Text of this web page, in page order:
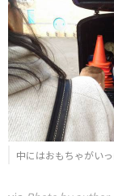
中にはおもちゃがいっ